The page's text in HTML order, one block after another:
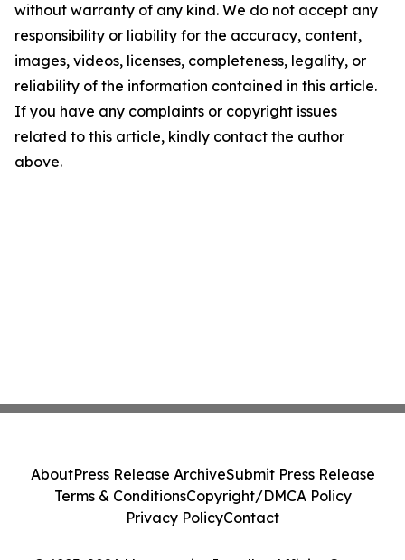
without warranty of any kind. We do not accept any
responsibility or liability for the accuracy, content,
images, videos, licenses, completeness, legality, or
reliability of the information contained in this article.
If you have any complaints or copyright issues
related to this article, kindly contact the author
above.
AboutPress Release ArchiveSubmit Press Release
Terms & ConditionsCopyright/DMCA Policy
Privacy PolicyContact